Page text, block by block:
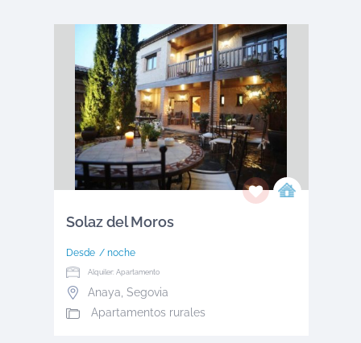
Solaz del Moros
Desde / noche
Alquiler: Apartamento
Anaya Segovia
Apartamentos rurales